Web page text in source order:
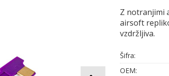
Z notranjimi
airsoft
vzdržljiva.
Šifra:
OEM: